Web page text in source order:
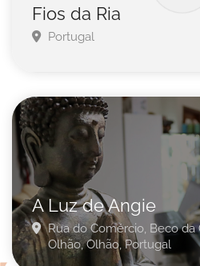
Fios da Ria
Portugal
A Luz de Angie
Rua do Comércio, Beco da
Olhão,Olhão,Portugal